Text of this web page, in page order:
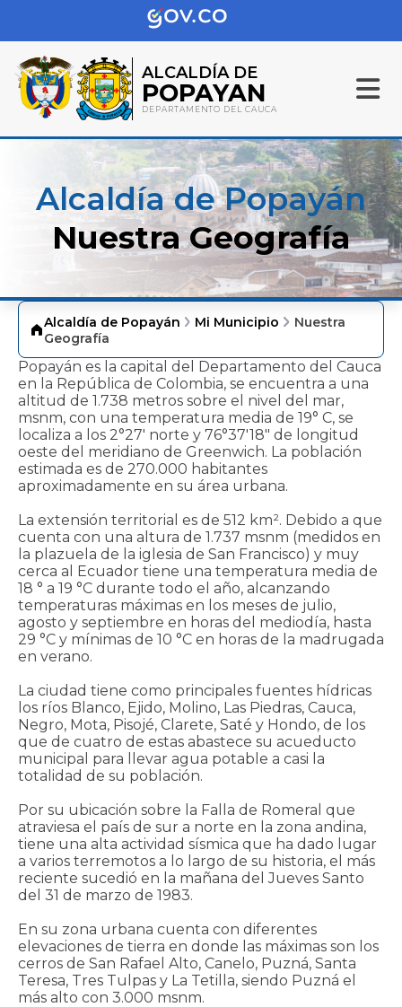
ALCALDÍA DE
POPAYAN
DEPARTAMENTO DEL CAUCA
Alcaldía de Popayán
Nuestra Geografía
Alcaldía de Popayán Mi Municipio
Nuestra
Geografía
​Popayán es la capital del Departamento del Cauca
en la República de Colombia, se encuentra a una
altitud de 1.738 metros sobre el nivel del mar,
msnm, con una temperatura media de 19° C, se
localiza a los 2°27' norte y 76°37'18" de longitud
oeste del meridiano de Greenwich. La población
estimada es de 270.000 habitantes
aproximadamente en su área urbana.
La extensión territorial es de 512 km². Debido a que
cuenta con una altura de 1.737 msnm (medidos en
la plazuela de la iglesia de San Francisco) y muy
cerca al Ecuador tiene una temperatura media de
18 ° a 19 °C durante todo el año, alcanzando
temperaturas máximas en los meses de julio,
agosto y septiembre en horas del mediodía, hasta
29 °C y mínimas de 10 °C en horas de la madrugada
en verano.
La ciudad tiene como principales fuentes hídricas
los ríos Blanco, Ejido, Molino, Las Piedras, Cauca,
Negro, Mota, Pisojé, Clarete, Saté y Hondo, de los
que de cuatro de estas abastece su acueducto
municipal para ​llevar agua potable a casi la
totalidad de su población.
Por su ubicación sobre la Falla de Romeral que
atraviesa el país de sur a norte en la zona andina,
tiene una alta actividad sísmica que ha dado lugar
a varios terremotos a lo largo de su historia, el más
reciente sucedió en la mañana del Jueves Santo
del 31 de marzo de 1983.
En su zona urbana cuenta con diferentes
elevaciones de tierra en donde las máximas son los
cerros de San Rafael Alto, Canelo, Puzná, Santa
Teresa, Tres Tulpas y La Tetilla, siendo Puzná el
más alto con 3.000 msnm.